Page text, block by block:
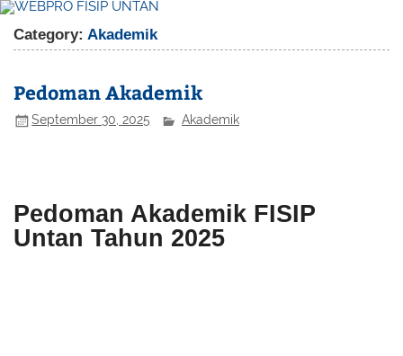
Category:Akademik
Pedoman Akademik
September 30, 2025 Akademik
Pedoman Akademik FISIP
Untan Tahun 2025